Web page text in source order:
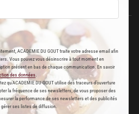
ACADEMIE DU GOUT traite votre adresse email afin
Vous pouvez vous désinscrire à tout moment en
présent en bas de chaque communication. En savoir
des données
qu'ACADEMIE DU GOUT utilise des traceurs d’ouverture
la fréquence de ses newsletters, de vous proposer des
la performance de ses newsletters et des publicités
ses listes de diffusion.
Beurre Bordier
La Pâtisserie des Rêves
Boucherie Metzger et André
Maison Viennet
Poissonnerie Vianey
Les Trois Dômes